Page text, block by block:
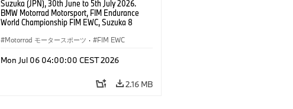
Suzuka (JPN), 30th June to 5th July 2026.
BMW Motorrad Motorsport, FIM Endurance
World Championship FIM EWC, Suzuka 8
Team Japan, AutoRace UBE Racing Team, #76
Sylvain Guintoli (FRA), Christoph Ponsson
Motorrad モータースポーツ · FIM EWC
Mon Jul 06 04:00:00 CEST 2026
2.16 MB